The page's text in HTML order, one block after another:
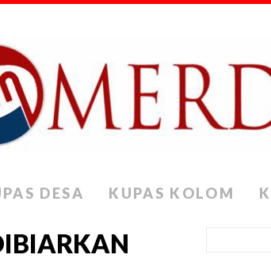
DESA KUPAS KOLOM